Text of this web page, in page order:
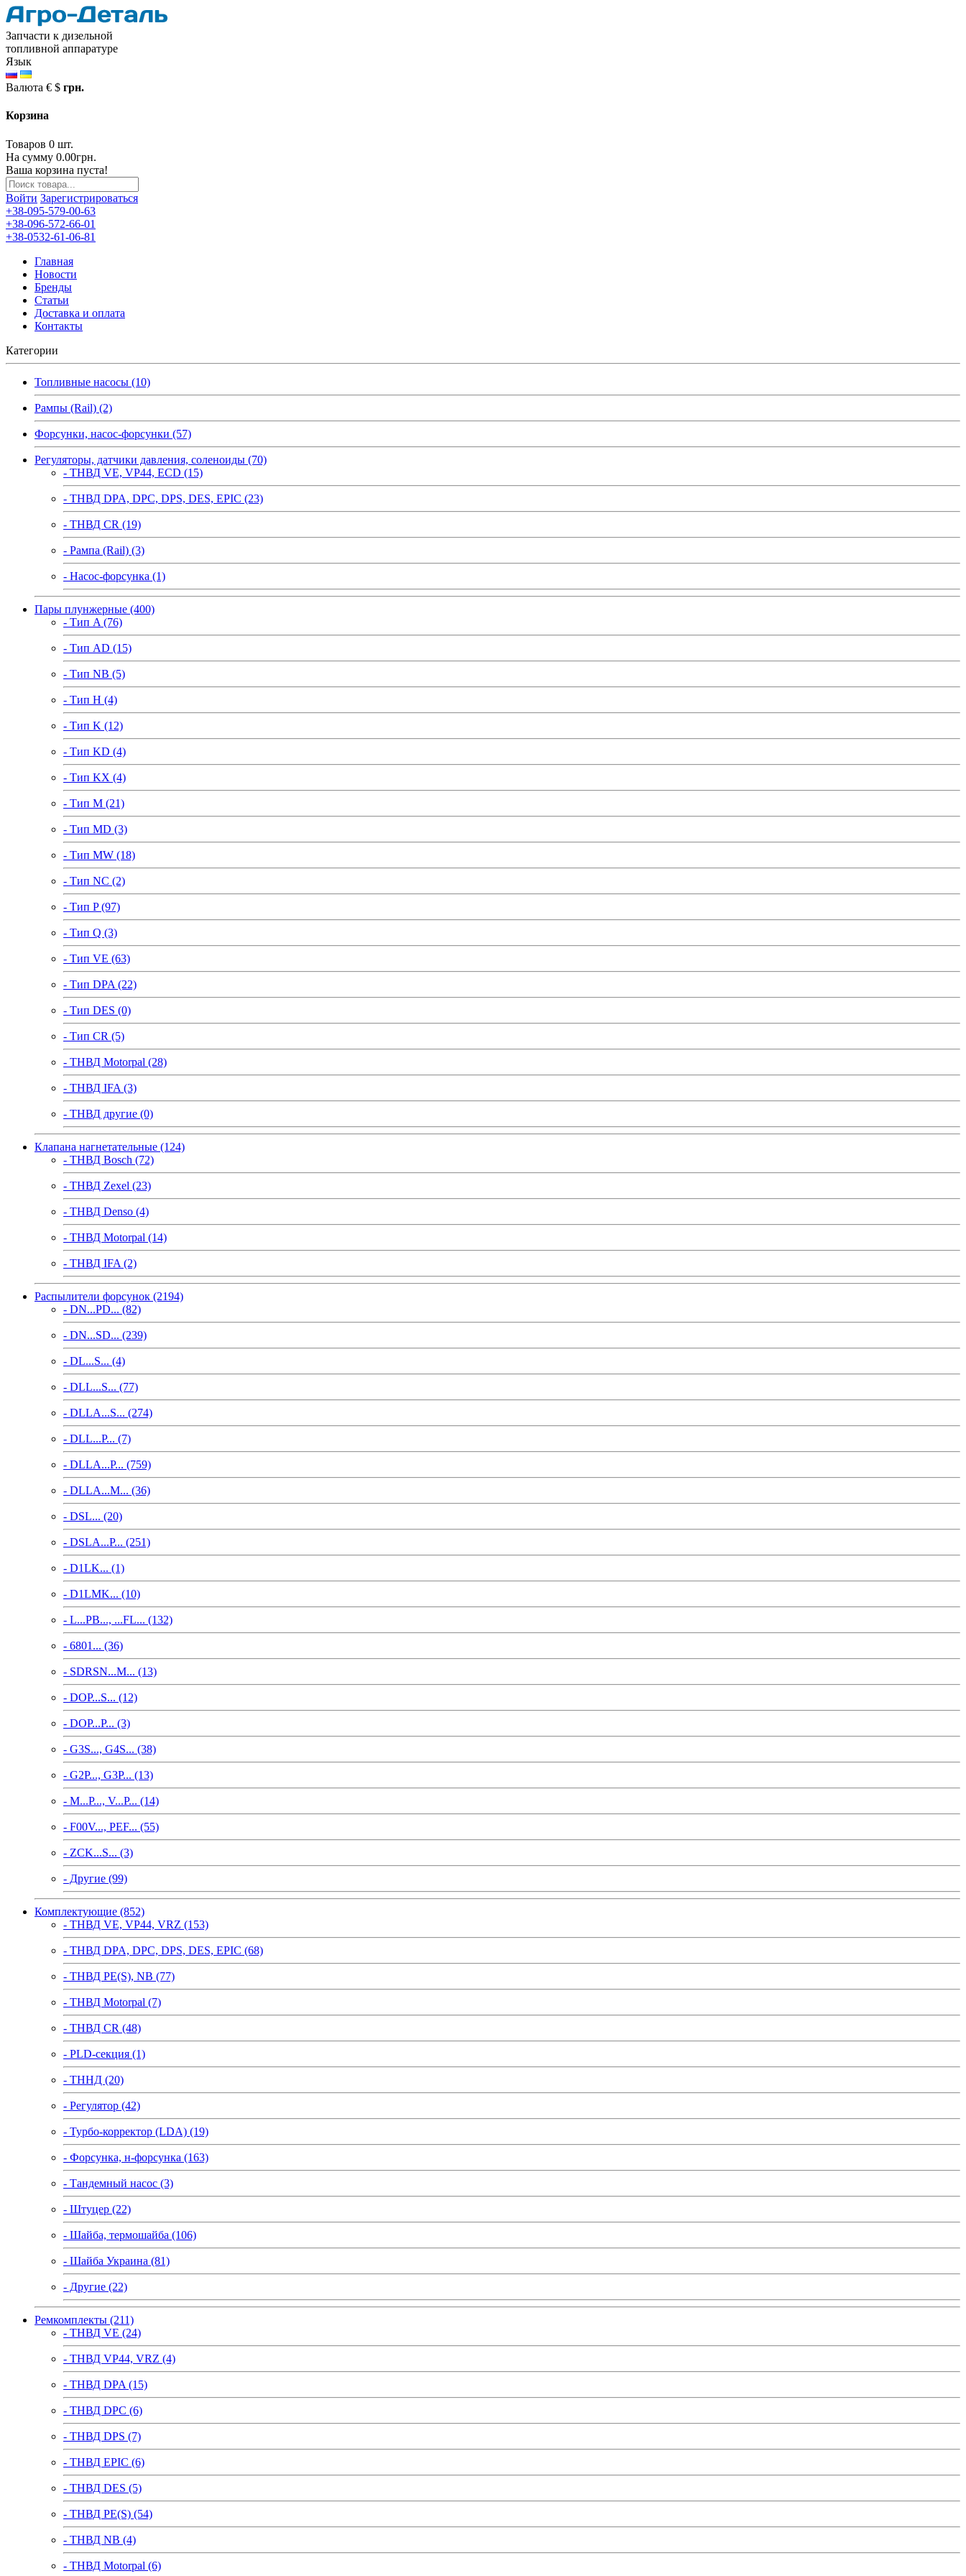
Запчасти к дизельной
топливной аппаратуре
Язык
Валюта € $ грн.
Корзина
Товаров 0 шт.
На сумму 0.00грн.
Ваша корзина пуста!
Войти Зарегистрироваться
+38-095-579-00-63
+38-096-572-66-01
+38-0532-61-06-81
Главная
Новости
Бренды
Статьи
Доставка и оплата
Контакты
Категории
Топливные насосы (10)
Рампы (Rail) (2)
Форсунки, насос-форсунки (57)
Регуляторы, датчики давления, соленоиды (70)
- ТНВД VE, VP44, ECD (15)
- ТНВД DPA, DPC, DPS, DES, EPIC (23)
- ТНВД CR (19)
- Рампа (Rail) (3)
- Насос-форсунка (1)
Пары плунжерные (400)
- Тип A (76)
- Тип AD (15)
- Тип NB (5)
- Тип H (4)
- Тип K (12)
- Тип KD (4)
- Тип KX (4)
- Тип M (21)
- Тип MD (3)
- Тип MW (18)
- Тип NC (2)
- Тип P (97)
- Тип Q (3)
- Тип VE (63)
- Тип DPA (22)
- Тип DES (0)
- Тип CR (5)
- ТНВД Motorpal (28)
- ТНВД IFA (3)
- ТНВД другие (0)
Клапана нагнетательные (124)
- ТНВД Bosch (72)
- ТНВД Zexel (23)
- ТНВД Denso (4)
- ТНВД Motorpal (14)
- ТНВД IFA (2)
Распылители форсунок (2194)
- DN...PD... (82)
- DN...SD... (239)
- DL...S... (4)
- DLL...S... (77)
- DLLA...S... (274)
- DLL...P... (7)
- DLLA...P... (759)
- DLLA...M... (36)
- DSL... (20)
- DSLA...P... (251)
- D1LK... (1)
- D1LMK... (10)
- L...PB..., ...FL... (132)
- 6801... (36)
- SDRSN...M... (13)
- DOP...S... (12)
- DOP...P... (3)
- G3S..., G4S... (38)
- G2P..., G3P... (13)
- M...P..., V...P... (14)
- F00V..., PEF... (55)
- ZCK...S... (3)
- Другие (99)
Комплектующие (852)
- ТНВД VE, VP44, VRZ (153)
- ТНВД DPA, DPC, DPS, DES, EPIC (68)
- ТНВД PE(S), NB (77)
- ТНВД Motorpal (7)
- ТНВД CR (48)
- PLD-секция (1)
- ТННД (20)
- Регулятор (42)
- Турбо-корректор (LDA) (19)
- Форсунка, н-форсунка (163)
- Тандемный насос (3)
- Штуцер (22)
- Шайба, термошайба (106)
- Шайба Украина (81)
- Другие (22)
Ремкомплекты (211)
- ТНВД VE (24)
- ТНВД VP44, VRZ (4)
- ТНВД DPA (15)
- ТНВД DPC (6)
- ТНВД DPS (7)
- ТНВД EPIC (6)
- ТНВД DES (5)
- ТНВД PE(S) (54)
- ТНВД NB (4)
- ТНВД Motorpal (6)